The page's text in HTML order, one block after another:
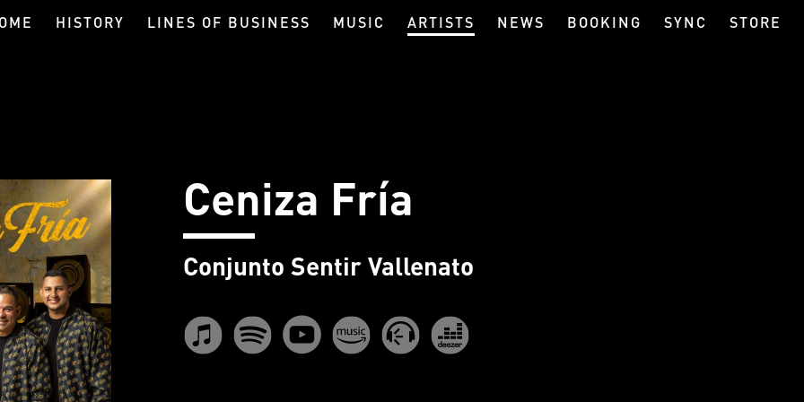
HISTORY LINES OF BUSINESS MUSIC ARTISTS NEWS BOOKING SYNC STORE
Ceniza Fría
Conjunto Sentir Vallenato